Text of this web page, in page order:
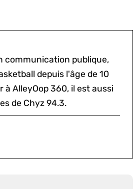
communication publique,
depuis l'âge de 10
AlleyOop 360, il est aussi
de Chyz 94.3.